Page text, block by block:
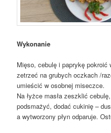
Wykonanie
Mięso, cebulę i paprykę
zetrzeć na grubych oczkach /
umieścić w osobnej miseczce.
Na łyżce masła zeszklić
podsmażyć, dodać cukinię –
a wytworzony płyn odparuje.